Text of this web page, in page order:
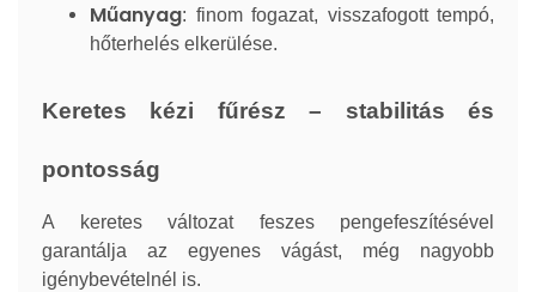
Műanyag: finom fogazat, visszafogott tempó,
hőterhelés elkerülése.
Keretes kézi fűrész – stabilitás és
pontosság
A keretes változat feszes pengefeszítésével
garantálja az egyenes vágást, még nagyobb
igénybevételnél is.